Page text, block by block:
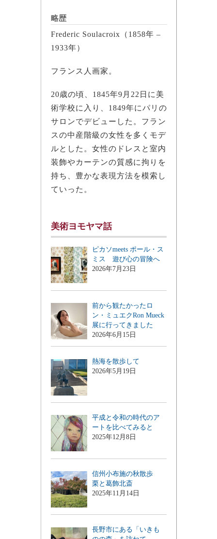
略歴
Frederic Soulacroix（1858年 –
1933年）
フランス人画家。
20歳の頃、1845年9月22日に美
術学校に入り、1849年にパリの
サロンでデビューした。フラン
スの中産階級の女性を多くモデ
ルとした。女性のドレスと室内
装飾やカーテンの質感に拘りを
持ち、豊かな表現方法を模索し
ていった。
美術ヨモヤマ話
ピカソmeets ポール・ス
ミス 遊び心の冒険へ
2026年7月23日
前から観たかったロ
ン・ミュエクRon Mueck
展に行ってきました
2026年6月15日
熱海を散歩して
2026年5月19日
平成と令和の時代のア
ートを比べてみると
2025年12月8日
信州小布施の秋散歩
栗と葛飾北斎
2025年11月14日
長野市にある「いきも